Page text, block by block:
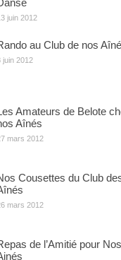
juin 2012
au Club de nos
juin 2012
Amateurs de Belote
Aînés
mars 2012
Cousettes du Club
mars 2012
de l’Amitié pour Nos